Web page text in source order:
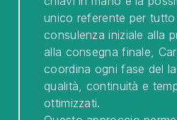
unico referente per
consulenza iniziale alla
alla consegna finale,
coordina ogni fase del
qualità, continuità e
ottimizzati.